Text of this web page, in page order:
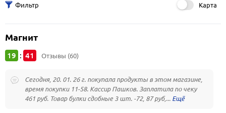
Карта
Магнит
19 : 41 Отзывы (60)
Сегодня, 20. 01. 26 г. покупала продукты в этом магазине,
время покупки 11-58. Кассир Пашков. Заплатила по чеку
461 руб. Товар булки сдобные 3 шт. -72, 87 руб,...